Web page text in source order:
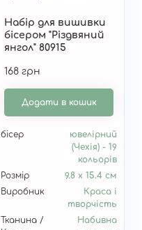
Набір для вишивки
бісером "Різдвяний
янгол" 80915
168 грн
Додати в кошик
бісер
ювелірний
(Чехія) - 19
кольорів
Розмір
9.8 х 15.4 см
Виробник
Краса і
творчість
Тканина /
Набивна